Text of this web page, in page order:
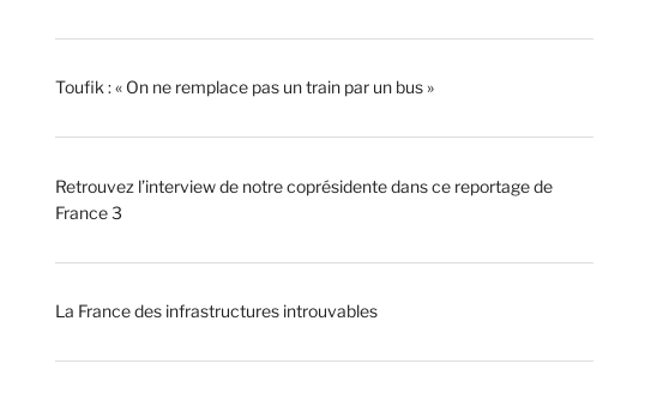
Toufik : « On ne remplace pas un train par un bus »
Retrouvez l’interview de notre coprésidente dans ce reportage de
France 3
La France des infrastructures introuvables